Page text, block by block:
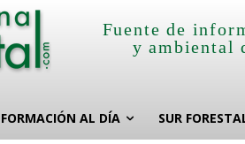
Fuente de
y ambiental
AL DÍA SUR